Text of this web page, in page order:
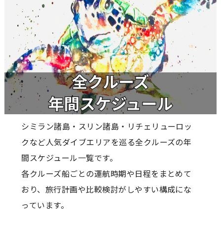
シミラン諸島・スリン諸島・リチェリューロッ
クなど人気ダイブエリアを巡る全クルーズの年
間スケジュール一覧です。
各クルーズ船ごとの運航時期や日程をまとめて
おり、旅行計画や比較検討がしやすい構成にな
っています。